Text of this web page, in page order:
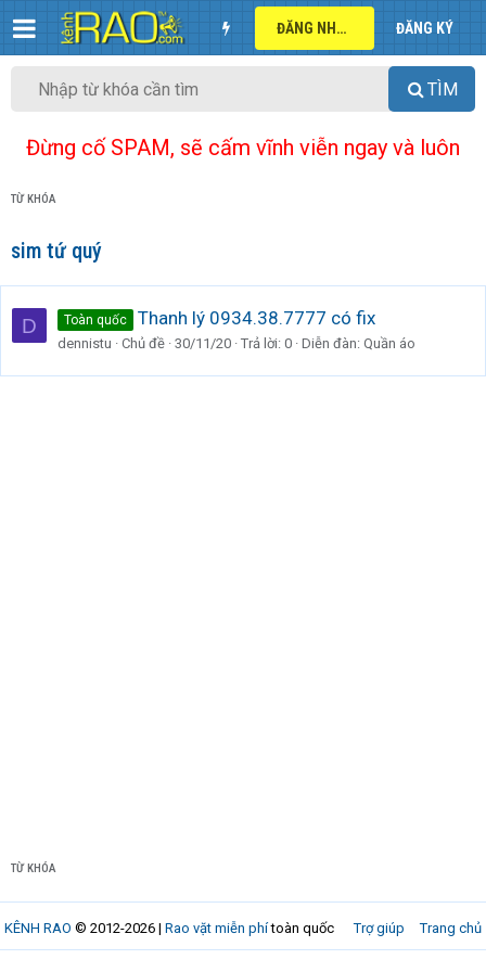
ĐĂNG NHẬP ĐĂNG KÝ
TÌM
Đừng cố SPAM, sẽ cấm vĩnh viễn ngay và luôn
TỪ KHÓA
sim tứ quý
D Toàn quốc Thanh lý 0934.38.7777 có fix
dennistu Chủ đề 30/11/20 Trả lời: 0 Diễn đàn: Quần áo
TỪ KHÓA
Trợ giúp Trang chủ
KÊNH RAO © 2012-2026 | Rao vặt miễn phítoàn quốc